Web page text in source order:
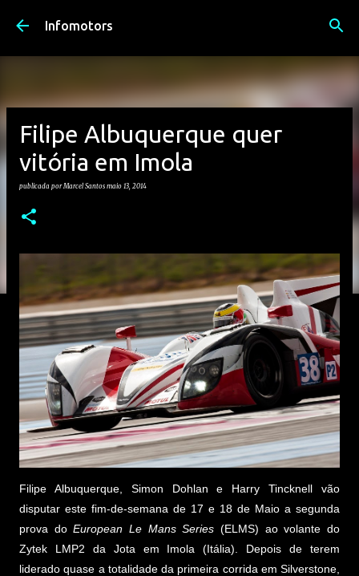
Avançar para o conteúdo principal
Infomotors
Filipe Albuquerque quer
vitória em Imola
publicada porMarcel Santos maio 13, 2014
Filipe Albuquerque, Simon Dohlan e Harry Tincknell vão
disputar este fim-de-semana de 17 e 18 de Maio a segunda
prova doEuropean Le Mans Series (ELMS) ao volante do
Zytek LMP2 da Jota em Imola (Itália). Depois de terem
liderado quase a totalidade da primeira corrida em Silverstone,